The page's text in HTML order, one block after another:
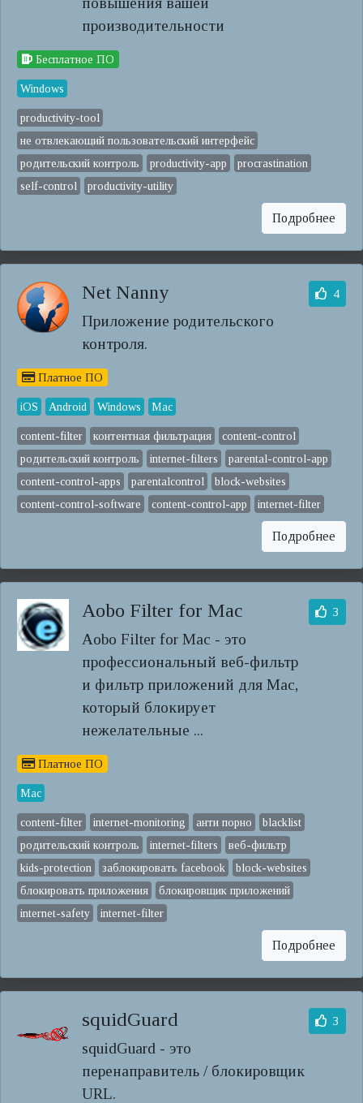
производительности
Бесплатное ПО
Windows
productivity-tool
не отвлекающий пользовательский интерфейс
родительский контроль
productivity-app
procrastination
self-control
productivity-utility
Подробнее
Net Nanny
Приложение родительского
контроля.
4
Платное ПО
iOS Android Windows Mac
content-filter контентная фильтрация
content-control
родительский контроль
internet-filters
parental-control-app
content-control-apps
parentalcontrol
block-websites
content-control-software
content-control-app internet-filter
Подробнее
Aobo Filter for Mac
Aobo Filter for Mac - это
профессиональный веб-фильтр
и фильтр приложений для Mac,
который блокирует
нежелательные ...
3
Платное ПО
Mac
content-filter internet-monitoring анти порно
blacklist
родительский контроль
internet-filters
веб-фильтр
kids-protection
заблокировать facebook
block-websites
блокировать приложения
блокировщик приложений
internet-safety
internet-filter
Подробнее
squidGuard
squidGuard - это
перенаправитель / блокировщик
URL.
3